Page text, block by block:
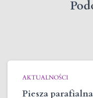
AKTUALNOŚCI
Piesza